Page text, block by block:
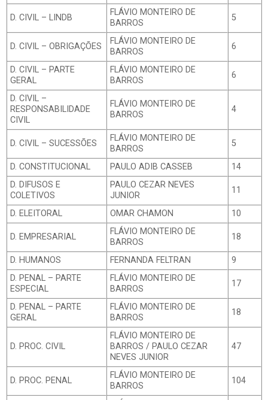
D. CIVIL – LINDB
FLÁVIO MONTEIRO DE
BARROS
5
D. CIVIL – OBRIGAÇÕES
FLÁVIO MONTEIRO DE
BARROS
6
D. CIVIL – PARTE
GERAL
FLÁVIO MONTEIRO DE
BARROS
6
D. CIVIL –
RESPONSABILIDADE
CIVIL
FLÁVIO MONTEIRO DE
BARROS
4
D. CIVIL – SUCESSÕES
FLÁVIO MONTEIRO DE
BARROS
5
D. CONSTITUCIONAL PAULO ADIB CASSEB
14
D. DIFUSOS E
COLETIVOS
PAULO CEZAR NEVES
JUNIOR
11
D. ELEITORAL OMAR CHAMON 10
D. EMPRESARIAL
FLÁVIO MONTEIRO DE
BARROS
18
D. HUMANOS FERNANDA FELTRAN
9
D. PENAL – PARTE
ESPECIAL
FLÁVIO MONTEIRO DE
BARROS
17
D. PENAL – PARTE
GERAL
FLÁVIO MONTEIRO DE
BARROS
18
D. PROC. CIVIL
FLÁVIO MONTEIRO DE
BARROS / PAULO CEZAR
NEVES JUNIOR
47
D. PROC. PENAL
FLÁVIO MONTEIRO DE
BARROS
104